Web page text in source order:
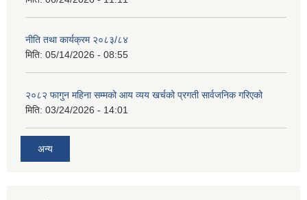
नीति तथा कार्यक्रम २०८३/८४
मिति: 05/14/2026 - 08:55
२०८२ फागुन महिना सम्मको आय व्यय खर्चको प्रगती सार्वजनिक गरिएको
मिति: 03/24/2026 - 14:01
अन्य